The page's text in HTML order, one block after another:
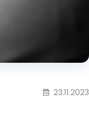
23.11.2023